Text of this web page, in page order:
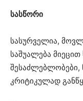
სასწორი
სასურველია,
საშუალება
შესაძლებლობები,
კრიტიკულად